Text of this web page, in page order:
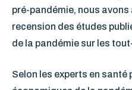
pré-pandémie, nous
recension des études
de la pandémie sur les
Selon les experts en